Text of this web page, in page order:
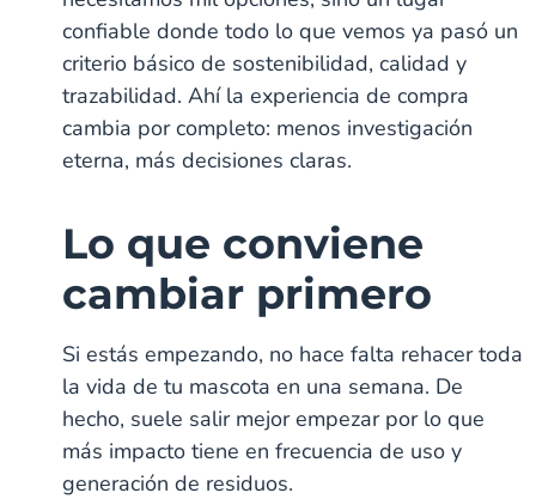
confiable donde todo lo que vemos ya pasó un
criterio básico de sostenibilidad, calidad y
trazabilidad. Ahí la experiencia de compra
cambia por completo: menos investigación
eterna, más decisiones claras.
Lo que conviene
cambiar primero
Si estás empezando, no hace falta rehacer toda
la vida de tu mascota en una semana. De
hecho, suele salir mejor empezar por lo que
más impacto tiene en frecuencia de uso y
generación de residuos.